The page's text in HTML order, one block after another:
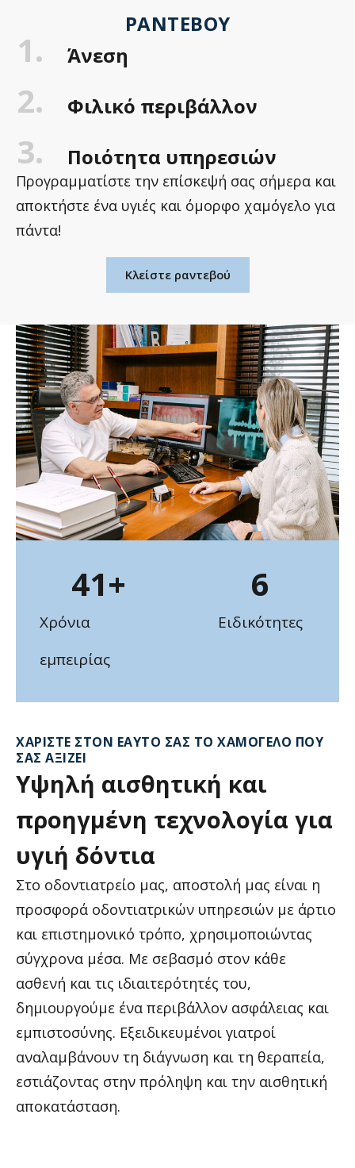
ΡΑΝΤΕΒΟΎ
1. Άνεση
2. Φιλικό περιβάλλον
3. Ποιότητα υπηρεσιών
Προγραμματίστε την επίσκεψή σας σήμερα και
αποκτήστε ένα υγιές και όμορφο χαμόγελο για
πάντα!
Κλείστε ραντεβού
ΧΑΡΊΣΤΕ ΣΤΟΝ ΕΑΥΤΌ ΣΑΣ ΤΟ ΧΑΜΌΓΕΛΟ ΠΟΥ
ΣΑΣ ΑΞΊΖΕΙ
Υψηλή αισθητική και
προηγμένη τεχνολογία για
υγιή δόντια
Στο οδοντιατρείο μας, αποστολή μας είναι η
προσφορά οδοντιατρικών υπηρεσιών με άρτιο
και επιστημονικό τρόπο, χρησιμοποιώντας
σύγχρονα μέσα. Με σεβασμό στον κάθε
ασθενή και τις ιδιαιτερότητές του,
δημιουργούμε ένα περιβάλλον ασφάλειας και
εμπιστοσύνης. Εξειδικευμένοι γιατροί
αναλαμβάνουν τη διάγνωση και τη θεραπεία,
εστιάζοντας στην πρόληψη και την αισθητική
αποκατάσταση.
Χρόνια
εμπειρίας
41+
Ειδικότητες
6